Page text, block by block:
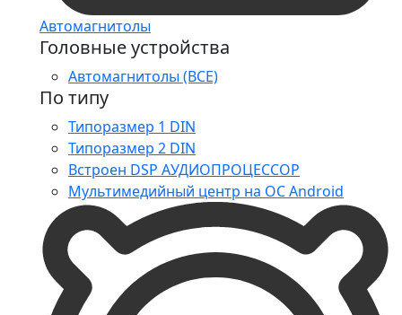
Автомагнитолы
Головные устройства
Автомагнитолы (ВСЕ)
По типу
Типоразмер 1 DIN
Типоразмер 2 DIN
Встроен DSP АУДИОПРОЦЕССОР
Мультимедийный центр на ОС Android